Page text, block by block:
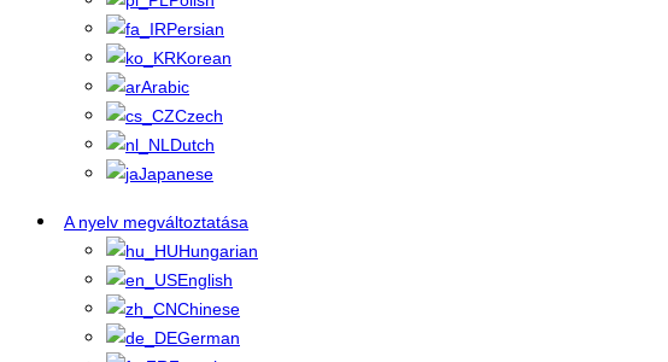
Persian
Korean
Arabic
Czech
Dutch
Japanese
A nyelv megváltoztatása
Hungarian
English
Chinese
German